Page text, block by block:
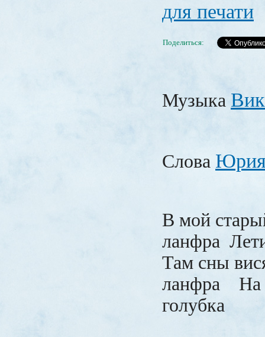
для печати
Поделиться:
Музыка
Слова Юрия
В мой
ланфра
Там сны
ланфра
На
голубка